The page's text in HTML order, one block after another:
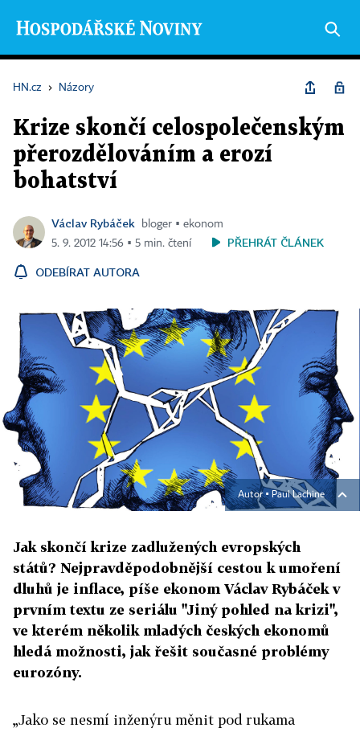
HN.cz › Názory
Krize skončí celospolečenským
přerozdělováním a erozí
bohatství
Václav Rybáček
bloger ▪ ekonom
5. 9. 2012 14:56 ▪ 5 min. čtení
PŘEHRÁT ČLÁNEK
ODEBÍRAT AUTORA
Autor ▪ Paul Lachine
Jak skončí krize zadlužených evropských
států? Nejpravděpodobnější cestou k umoření
dluhů je inflace, píše ekonom Václav Rybáček v
prvním textu ze seriálu "Jiný pohled na krizi",
ve kterém několik mladých českých ekonomů
hledá možnosti, jak řešit současné problémy
eurozóny.
„Jako se nesmí inženýru měnit pod rukama